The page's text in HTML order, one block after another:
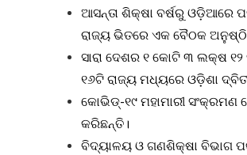
ଆସନ୍ତା ଶିକ୍ଷା ବର୍ଷରୁ ଓଡ଼ିଆରେ
ରାଜ୍ୟ ଭିତରେ ଏକ ବୈଠକ
ସାରା ଦେଶର ୧ କୋଟି ୩ ଲକ୍ଷ
୧୬ଟି ରାଜ୍ୟ ମଧ୍ୟରେ ଓଡ଼ିଶା
କୋଭିଡ୍‌-୧୯ ମହାମାରୀ ସଂକ୍ରମଣ
କରିଛନ୍ତି।
ବିଦ୍ୟାଳୟ ଓ ଗଣଶିକ୍ଷା ବିଭାଗ